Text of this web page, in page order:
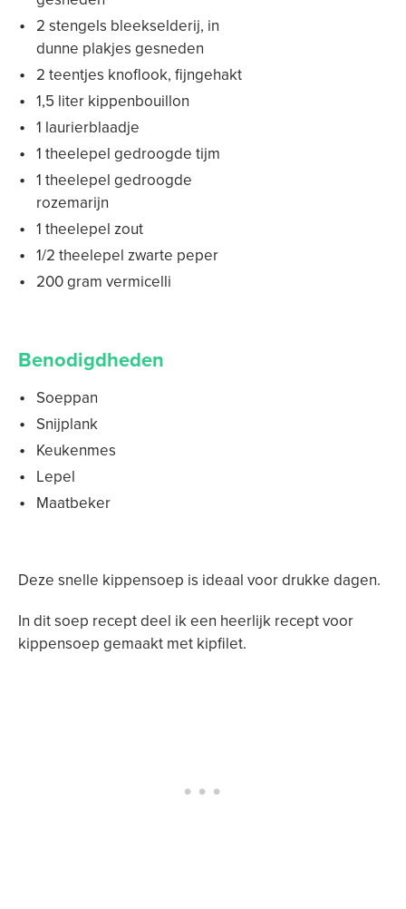
2 stengels bleekselderij, in
dunne plakjes gesneden
2 teentjes knoflook, fijngehakt
1,5 liter kippenbouillon
1 laurierblaadje
1 theelepel gedroogde tijm
1 theelepel gedroogde
rozemarijn
1 theelepel zout
1/2 theelepel zwarte peper
200 gram vermicelli
Benodigdheden
Soeppan
Snijplank
Keukenmes
Lepel
Maatbeker
Deze snelle kippensoep is ideaal voor drukke dagen.
In dit soep recept deel ik een heerlijk recept voor
kippensoep gemaakt met kipfilet.